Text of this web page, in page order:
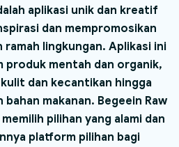
aplikasi unik dan kreatif
dan mempromosikan
lingkungan. Aplikasi ini
produk mentah dan organik,
dan kecantikan hingga
makanan. Begeein Raw
pilihan yang alami dan
platform pilihan bagi